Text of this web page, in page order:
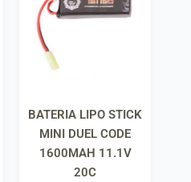
BATERIA LIPO STICK
MINI DUEL CODE
1600MAH 11.1V
20C